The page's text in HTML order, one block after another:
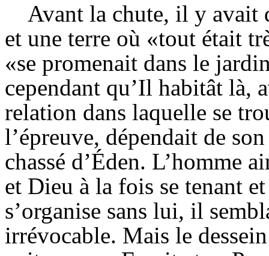
Avant la chute, il y avait
et une terre où «tout était
«se promenait dans le
cependant qu’Il habitât là,
relation dans laquelle se
l’épreuve, dépendait de
chassé d’Éden. L’homme
et Dieu à la fois se tenant
s’organise sans lui, il
irrévocable. Mais le